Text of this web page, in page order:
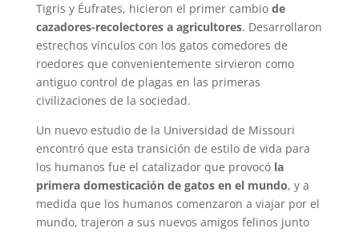
Tigris y Éufrates, hicieron el primer cambio de
cazadores-recolectores a agricultores. Desarrollaron
estrechos vínculos con los gatos comedores de
roedores que convenientemente sirvieron como
antiguo control de plagas en las primeras
civilizaciones de la sociedad.
Un nuevo estudio de la Universidad de Missouri
encontró que esta transición de estilo de vida para
los humanos fue el catalizador que provocó la
primera domesticación de gatos en el mundo, y a
medida que los humanos comenzaron a viajar por el
mundo, trajeron a sus nuevos amigos felinos junto